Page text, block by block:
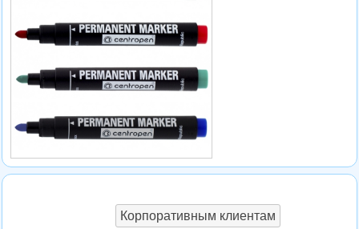
Корпоративным клиентам